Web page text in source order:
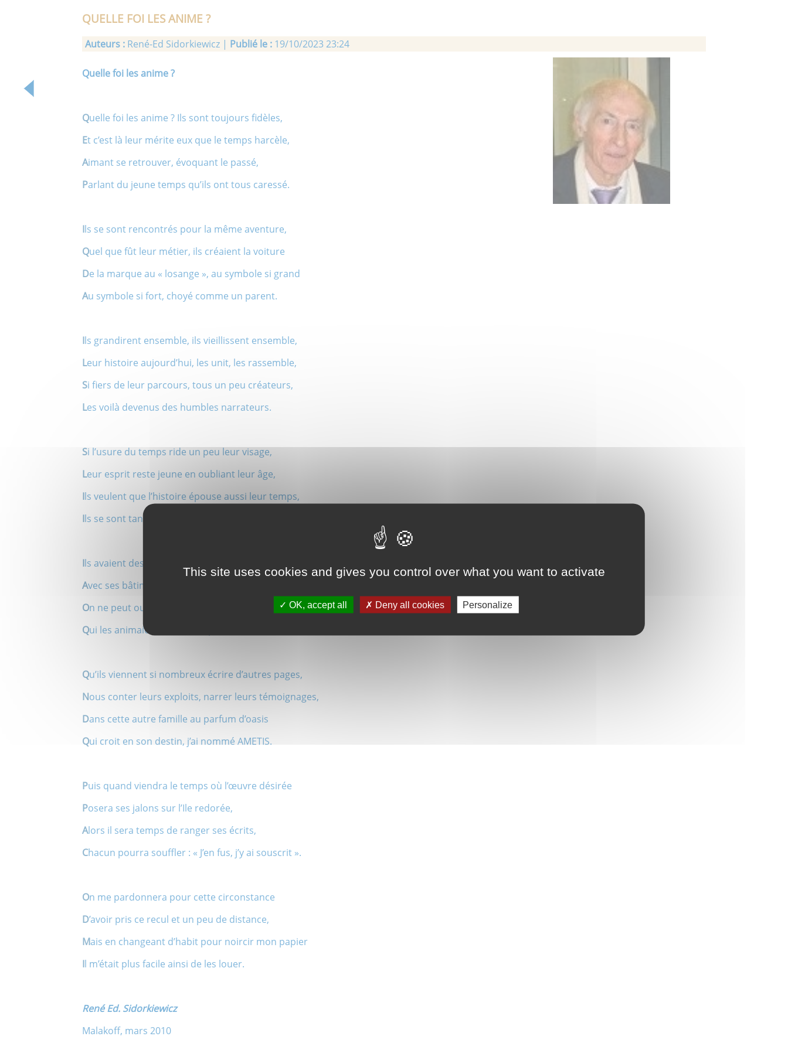
QUELLE FOI LES ANIME ?
Auteurs :René-Ed Sidorkiewicz | Publié le :19/10/2023 23:24
Quelle foi les anime ?
Quelle foi les anime ? Ils sont toujours fidèles,
Et c’est là leur mérite eux que le temps harcèle,
Aimant se retrouver, évoquant le passé,
Parlant du jeune temps qu’ils ont tous caressé.
Ils se sont rencontrés pour la même aventure,
Quel que fût leur métier, ils créaient la voiture
De la marque au « losange », au symbole si grand
Au symbole si fort, choyé comme un parent.
Ils grandirent ensemble, ils vieillissent ensemble,
Leur histoire aujourd’hui, les unit, les rassemble,
Si fiers de leur parcours, tous un peu créateurs,
Les voilà devenus des humbles narrateurs.
Si l’usure du temps ride un peu leur visage,
Leur esprit reste jeune en oubliant leur âge,
Ils veulent que l’histoire épouse aussi leur temps,
Ils se sont tant donnés, ce sont des conquérants.
Ils avaient des valeurs, Renault fut leur famille,
Avec ses bâtiments, Billancourt leur flottille ;
On ne peut oublier ces temps de passion,
Qui les animaient tant ; c’est pour cette raison
Qu’ils viennent si nombreux écrire d’autres pages,
Nous conter leurs exploits, narrer leurs témoignages,
Dans cette autre famille au parfum d’oasis
Qui croit en son destin, j’ai nommé AMETIS.
Puis quand viendra le temps où l’œuvre désirée
Posera ses jalons sur l’Ile redorée,
Alors il sera temps de ranger ses écrits,
Chacun pourra souffler : « J’en fus, j’y ai souscrit ».
On me pardonnera pour cette circonstance
D’avoir pris ce recul et un peu de distance,
Mais en changeant d’habit pour noircir mon papier
Il m’était plus facile ainsi de les louer.
René Ed. Sidorkiewicz
Malakoff, mars 2010
This site uses cookies and gives you control over what you want to activate
OK, accept all Deny all cookies Personalize